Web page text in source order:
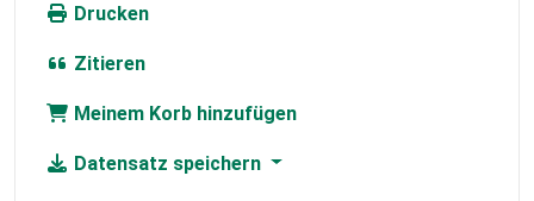
Drucken
Zitieren
Meinem Korb hinzufügen
Datensatz speichern